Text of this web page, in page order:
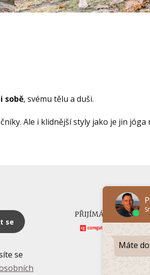
sobě, svému tělu a duši.
Ale i klidnější styly jako je jin jóga
se
se
PŘIJÍMÁME ONLINE
Máte